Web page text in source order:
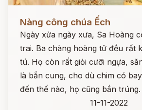
Nàng công chúa Ếch
Ngày xửa ngày xưa, Sa Hoàng
trai. Ba chàng hoàng tử đều rất
tú. Họ còn rất giỏi cưỡi ngựa,
là bắn cung, cho dù chim có
đến thế nào, họ cũng bắn trúng.
11-11-2022